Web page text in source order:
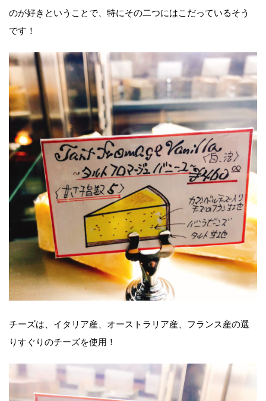
のが好きということで、特にその二つにはこだっているそう
です！
チーズは、イタリア産、オーストラリア産、フランス産の選
りすぐりのチーズを使用！